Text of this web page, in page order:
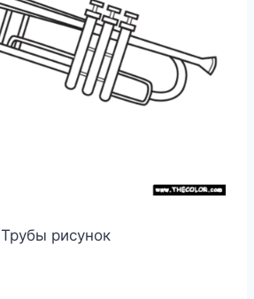
Трубы рисунок